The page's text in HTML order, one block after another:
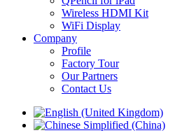
Wireless HDMI Kit
WiFi Display
Company
Profile
Factory Tour
Our Partners
Contact Us